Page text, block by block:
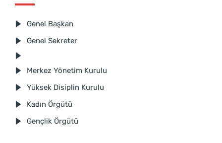
Genel Başkan
Genel Sekreter
Merkez Yönetim Kurulu
Yüksek Disiplin Kurulu
Kadın Örgütü
Gençlik Örgütü